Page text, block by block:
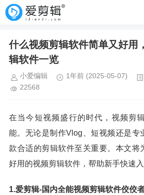
什么视频剪辑软件简单又好用
辑软件一览
小爱编辑 1年前 (2025-05-07)
22568
在当今短视频盛行的时代，视频剪
能。无论是制作Vlog、短视频还是专
款合适的剪辑软件至关重要。本文将
好用的视频剪辑软件，帮助新手快速入
1.爱剪辑-国内全能视频剪辑软件佼佼